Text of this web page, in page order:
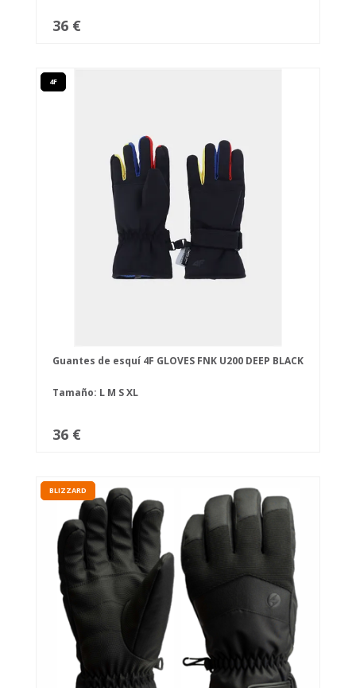
36 €
4F
Guantes de esquí 4F GLOVES FNK U200 DEEP BLACK
Tamaño: L M SXL
36 €
BLIZZARD